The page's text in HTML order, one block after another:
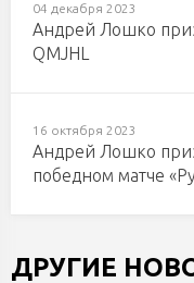
04 декабря 2023
Андрей Лошко
QMJHL
16 октября 2023
Андрей Лошко
победном матче
ДРУГИЕ